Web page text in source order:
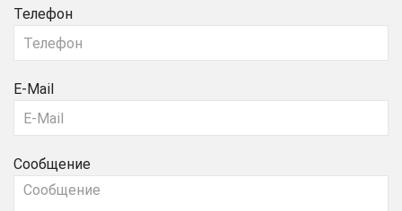
Телефон
E-Mail
Сообщение